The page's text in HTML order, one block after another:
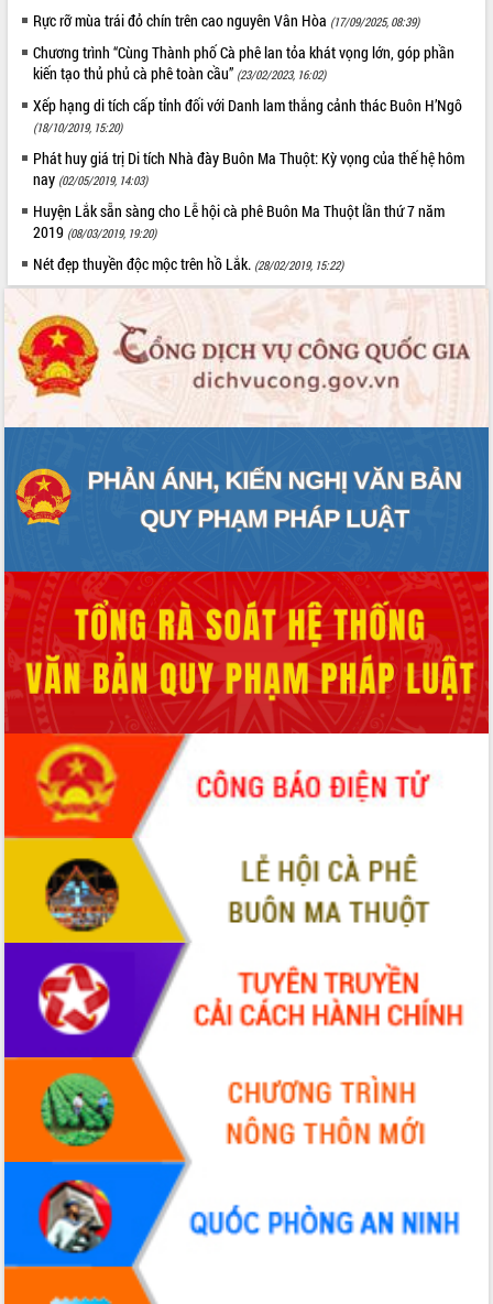
phá cơ chế - Hợp tác công tư
Đề án 06 tạo bước ngoặt đột phá trong
cải cách hành chính tỉnh Đắk Lắk
Kết nối tour, đẩy mạnh chuyển đổi số
để phát triển du lịch Đắk Lắk
Khởi động Dự án Đầu tư xây dựng hạ
tầng kỹ thuật Cụm công nghiệp Tân
Gặp mặt các cơ quan báo chí nhân Kỷ
niệm 101 năm Ngày Báo chí Cách
mạng Việt Nam
Đắk Lắk sơ kết 4 năm triển khai thực
hiện Đề án 06 của Chính phủ
Họp báo thông tin về Hội nghị Công bố
Quy hoạch và Xúc tiến đầu tư tỉnh Đắk
Lắk
Khơi thông điểm nghẽn, đẩy nhanh
HĐND tỉnh thông qua điều chỉnh Quy
hoạch tỉnh thời kỳ 2021-2030
Hội thảo góp ý hồ sơ điều chỉnh quy
hoạch tỉnh Đắk Lắk thời kỳ 2021-2030,
Nâng cao hiệu quả hoạt động của các
doanh nghiệp nhà nước
Hội nghị triển khai kết nối mạng
truyền số liệu chuyên dùng phục vụ cơ
quan Đảng, Nhà nước
Lễ phát động chuỗi hoạt động chung
tay làm sạch môi trường
Xã Ea Kar bước chuyển mình trong
công tác cải cách hành chính mô hình
mới
UBND tỉnh họp báo định kỳ tháng 4
năm 2026
Hội thảo khoa học “Giải pháp thúc đẩy
phát triển nền kinh tế xanh tại tỉnh
Đắk Lắk”
Tăng cường giám sát, đôn đốc thực
hiện nhiệm vụ quản lý tài sản công
hàng tuần
Tháo gỡ những vướng mắc, đẩy mạnh
công tác cải cách thủ tục hành chính
tại Trung tâm Phục vụ hành chính
công tỉnh
Đắk Lắk: Tôn vinh 46 giải pháp tại Hội
thi Sáng tạo Kỹ thuật 2024 - 2025
Đắk Lắk rà soát, điều chỉnh Đề án 190
về phát triển nuôi trồng thủy sản
Phó Chủ tịch UBND tỉnh Đắk Lắk
Trương Công Thái kiểm tra thực địa
Dự án cao tốc Khánh Hòa - Buôn Ma
Rực rỡ mùa trái đỏ chín trên cao nguyên Vân Hòa (17/09/2025, 08:39)
Chương trình “Cùng Thành phố Cà phê lan tỏa khát vọng lớn, góp phần
kiến tạo thủ phủ cà phê toàn cầu” (23/02/2023, 16:02)
Xếp hạng di tích cấp tỉnh đối với Danh lam thắng cảnh thác Buôn H’Ngô
(18/10/2019, 15:20)
Phát huy giá trị Di tích Nhà đày Buôn Ma Thuột: Kỳ vọng của thế hệ hôm
nay (02/05/2019, 14:03)
Huyện Lắk sẵn sàng cho Lễ hội cà phê Buôn Ma Thuột lần thứ 7 năm
2019 (08/03/2019, 19:20)
Nét đẹp thuyền độc mộc trên hồ Lắk. (28/02/2019, 15:22)